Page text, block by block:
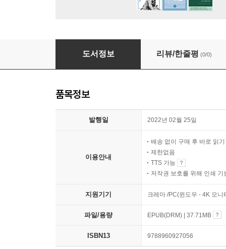
예수를 바라보라 2
도서정보 리뷰/한줄평 (0/0)
품목정보
발행일 2022년 02월 25일
이용안내
배송 없이 구매 후 바로 읽기
제한없음
TTS 가능
저작권 보호를 위해 인쇄 기
지원기기 크레마 /PC(윈도우 - 4K 모
파일/용량 EPUB(DRM) | 37.71MB
ISBN13 9788960927056